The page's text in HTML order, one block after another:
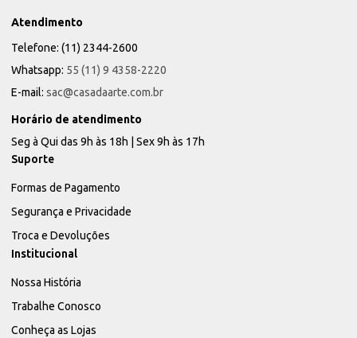
Atendimento
Telefone: (11) 2344-2600
Whatsapp: 55 (11) 9 4358-2220
E-mail: sac@casadaarte.com.br
Horário de atendimento
Seg à Qui das 9h às 18h | Sex 9h às 17h
Suporte
Formas de Pagamento
Segurança e Privacidade
Troca e Devoluções
Institucional
Nossa História
Trabalhe Conosco
Conheça as Lojas